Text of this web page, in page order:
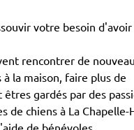
votre besoin
rencontrer de
à la maison, faire plus de
gardés par des
de chiens à La Chapelle-
de bénévoles.